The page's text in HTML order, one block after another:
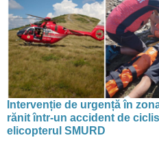
Intervenție de urgență în
rănit într-un accident de
elicopterul SMURD